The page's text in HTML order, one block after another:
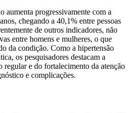
aumenta progressivamente com a
chegando a 40,1% entre pessoas
de outros indicadores, não
entre homens e mulheres, o que
da condição. Como a hipertensão
os pesquisadores destacam a
regular e do fortalecimento da atenção
e complicações.